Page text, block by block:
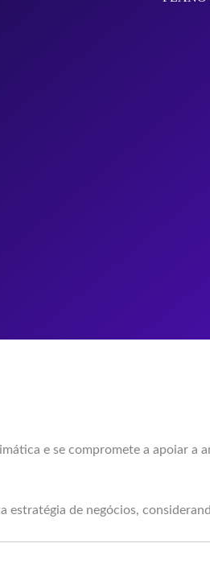
e se compromete a apoiar a
estratégia de negócios,